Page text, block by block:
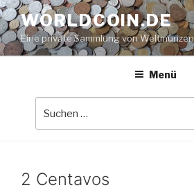
Zum
Inhalt
springen
WORLDCOIN.DE
Eine private Sammlung von Weltmünzen
Menü
2 Centavos